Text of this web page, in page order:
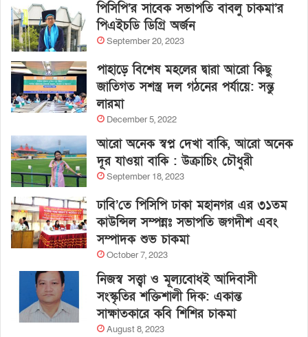
পিসিপি’র সাবেক সভাপতি বাবলু চাকমা’র
পিএইচডি ডিগ্রি অর্জন
September 20, 2023
পাহাড়ে বিশেষ মহলের দ্বারা আরো কিছু
জাতিগত সশস্ত্র দল গঠনের পর্যায়ে: সন্তু
লারমা
December 5, 2022
আরো অনেক স্বপ্ন দেখা বাকি, আরো অনেক
দূর যাওয়া বাকি : উক্রাচিং চৌধুরী
September 18, 2023
ঢাবি’তে পিসিপি ঢাকা মহানগর এর ৩১তম
কাউন্সিল সম্পন্নঃ সভাপতি জগদীশ এবং
সম্পাদক শুভ চাকমা
October 7, 2023
নিজস্ব সত্ত্বা ও মূল্যবোধই আদিবাসী
সংস্কৃতির শক্তিশালী দিক: একান্ত
সাক্ষাতকারে কবি শিশির চাকমা
August 8, 2023